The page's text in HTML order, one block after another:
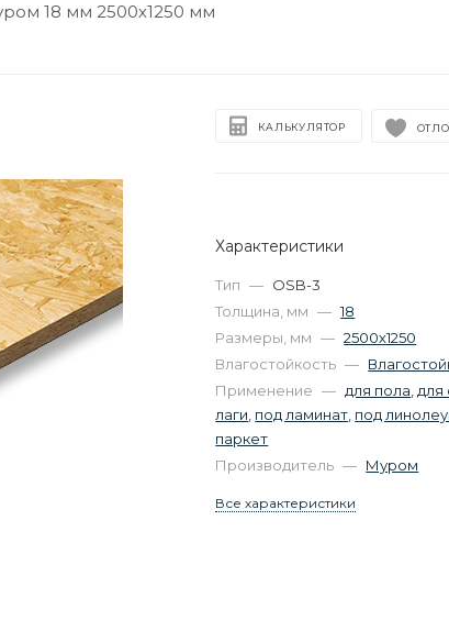
18 мм 2500х1250 мм
КАЛЬКУЛЯТОР
Характеристики
Тип — OSB-3
Толщина, мм — 18
Размеры, мм — 2500х1250
Влагостойкость —
Применение — для пола для
лаги под ламинат под
паркет
Производитель — Муром
Все характеристики